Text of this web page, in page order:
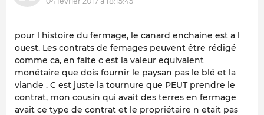
pour l histoire du fermage, le canard enchaine est a l
ouest. Les contrats de femages peuvent être rédigé
comme ca, en faite c est la valeur equivalent
monétaire que dois fournir le paysan pas le blé et la
viande . C est juste la tournure que PEUT prendre le
contrat, mon cousin qui avait des terres en fermage
avait ce type de contrat et le propriétaire n etait pas